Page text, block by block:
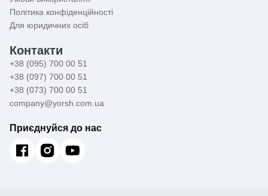
Політика конфіденційності
Для юридичних осіб
Контакти
+38 (095) 700 00 51
+38 (097) 700 00 51
+38 (073) 700 00 51
company@yorsh.com.ua
Приєднуйся до нас